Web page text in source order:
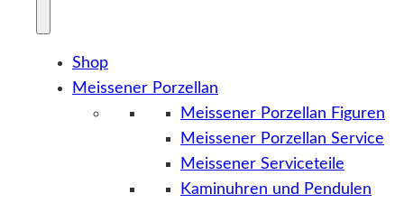
Shop
Meissener Porzellan
Meissener Porzellan Figuren
Meissener Porzellan Service
Meissener Serviceteile
Kaminuhren und Pendulen